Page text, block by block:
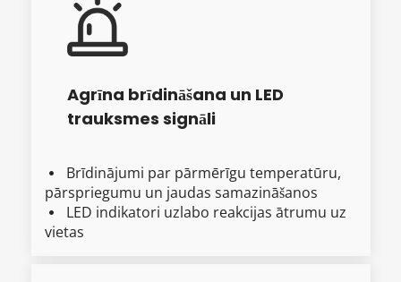
Agrīna brīdināšana un LED
trauksmes signāli
 Brīdinājumi par pārmērīgu temperatūru,
pārspriegumu un jaudas samazināšanos
 LED indikatori uzlabo reakcijas ātrumu uz
vietas